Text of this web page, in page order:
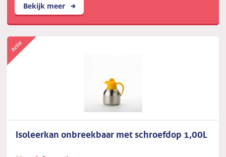
Bekijk meer
Isoleerkan onbreekbaar met schroefdop 1,00L